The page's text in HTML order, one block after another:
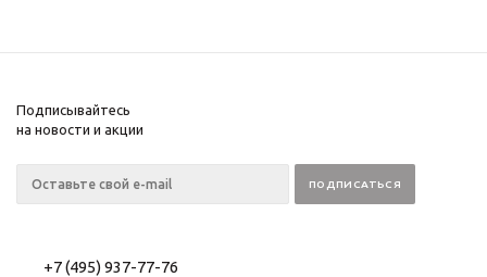
Подписывайтесь
на новости и акции
+7 (495) 937-77-76